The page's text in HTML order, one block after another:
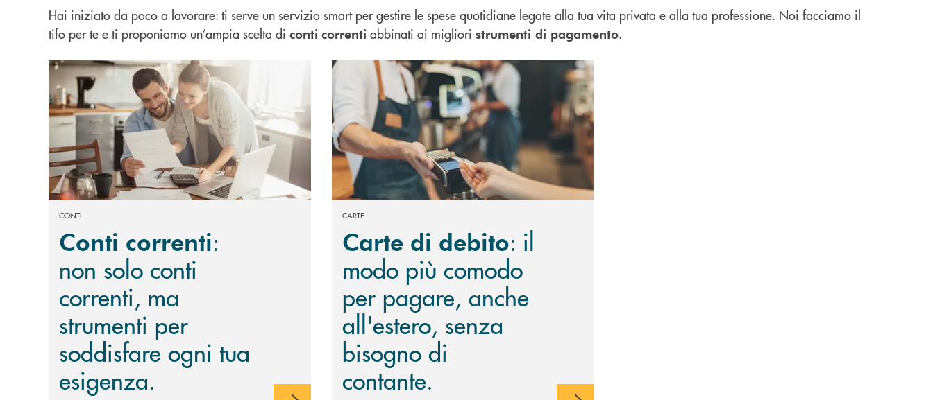
Hai iniziato da poco a lavorare: ti serve un servizio smart per gestire le spese quotidiane legate alla tua vita privata e alla tua professione. Noi facciamo il
tifo per te e ti proponiamo un’ampia scelta di conti correnti abbinati ai migliori strumenti di pagamento.
Scopri di più Conti correnti : non solo conti correnti, ma strumenti per soddisfare ogni tua esigenza.
CONTI
Conti correnti:
non solo conti
correnti, ma
strumenti per
soddisfare ogni tua
esigenza.
Scopri di più Carte di debito : il modo più comodo per pagare, anche all'estero, senza bisogno di contante.
CARTE
Carte di debito: il
modo più comodo
per pagare, anche
all'estero, senza
bisogno di
contante.